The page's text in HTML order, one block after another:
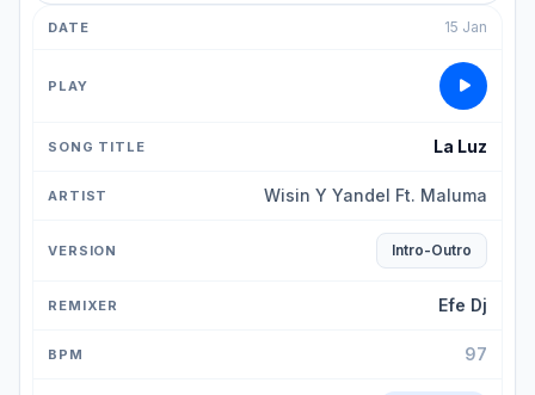
15 Jan
La Luz
Wisin Y Yandel Ft. Maluma
Intro-Outro
Efe Dj
97